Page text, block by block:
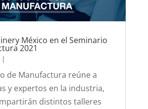
México en el Seminario
2021
|
de Manufactura reúne a
y expertos en la industria,
distintos talleres